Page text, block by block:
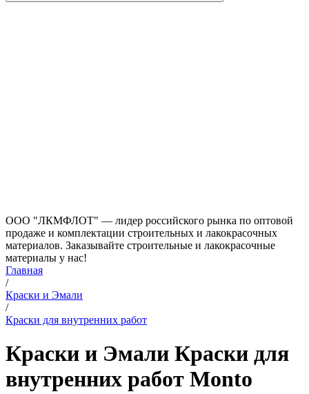
ООО "ЛКМФЛОТ" — лидер российского рынка по оптовой
продаже и комплектации строительных и лакокрасочных
материалов. Заказывайте строительные и лакокрасочные
материалы у нас!
Главная
/
Краски и Эмали
/
Краски для внутренних работ
Краски и Эмали Краски для
внутренних работ Monto